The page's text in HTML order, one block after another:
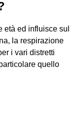
età ed influisce sul
la respirazione
i vari distretti
quello